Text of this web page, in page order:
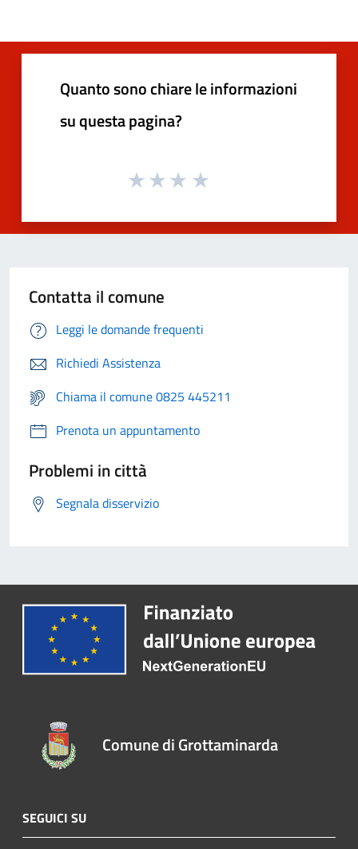
Quanto sono chiare le informazioni
su questa pagina?
Contatta il comune
Leggi le domande frequenti
Richiedi Assistenza
Chiama il comune 0825 445211
Prenota un appuntamento
Problemi in città
Segnala disservizio
Comune di Grottaminarda
SEGUICI SU